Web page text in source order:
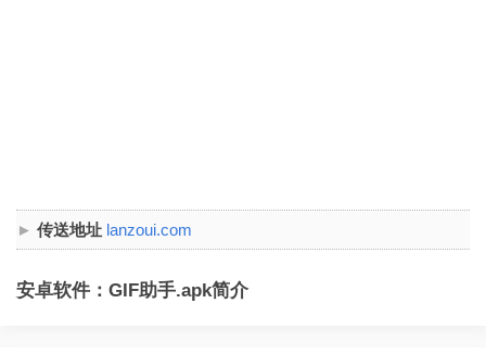
传送地址 lanzoui.com
安卓软件：GIF助手.apk简介